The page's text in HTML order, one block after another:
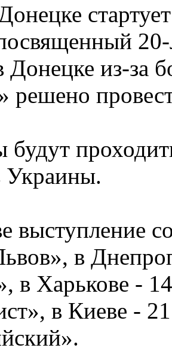
из-за
решено
будут
Украины.
выступление
в
в Харькове -
в Киеве -